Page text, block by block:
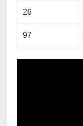
26
97